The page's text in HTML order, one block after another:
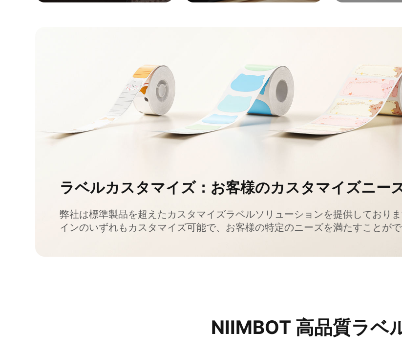
ラベルカスタマイズ：お客様のカスタマイズニー
弊社は標準製品を超えたカスタマイズラベルソリューションを提供しており
インのいずれもカスタマイズ可能で、お客様の特定のニーズを満たすことが
NIIMBOT 高品質ラベ